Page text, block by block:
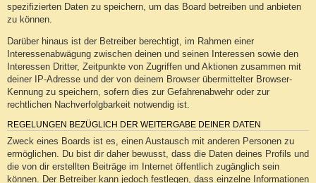
spezifizierten Daten zu speichern, um das Board betreiben und anbieten
zu können.
Darüber hinaus ist der Betreiber berechtigt, im Rahmen einer
Interessenabwägung zwischen deinen und seinen Interessen sowie den
Interessen Dritter, Zeitpunkte von Zugriffen und Aktionen zusammen mit
deiner IP-Adresse und der von deinem Browser übermittelter Browser-
Kennung zu speichern, sofern dies zur Gefahrenabwehr oder zur
rechtlichen Nachverfolgbarkeit notwendig ist.
REGELUNGEN BEZÜGLICH DER WEITERGABE DEINER DATEN
Zweck eines Boards ist es, einen Austausch mit anderen Personen zu
ermöglichen. Du bist dir daher bewusst, dass die Daten deines Profils und
die von dir erstellten Beiträge im Internet öffentlich zugänglich sein
können. Der Betreiber kann jedoch festlegen, dass einzelne Informationen